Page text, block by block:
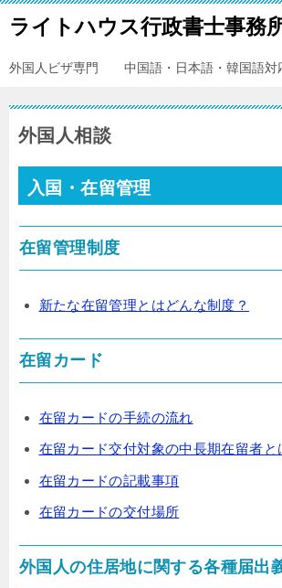
ライトハウス行政書士事務
外国人ビザ専門 中国語・日本語・韓国語対
外国人相談
入国・在留管理
在留管理制度
新たな在留管理とはどんな制度？
在留カード
在留カードの手続の流れ
在留カード交付対象の中長期在留者と
在留カードの記載事項
在留カードの交付場所
外国人の住居地に関する各種届出